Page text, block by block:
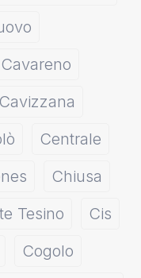
Cavareno
Cavizzana
Centrale
Chiusa
Tesino
Cis
Cogolo